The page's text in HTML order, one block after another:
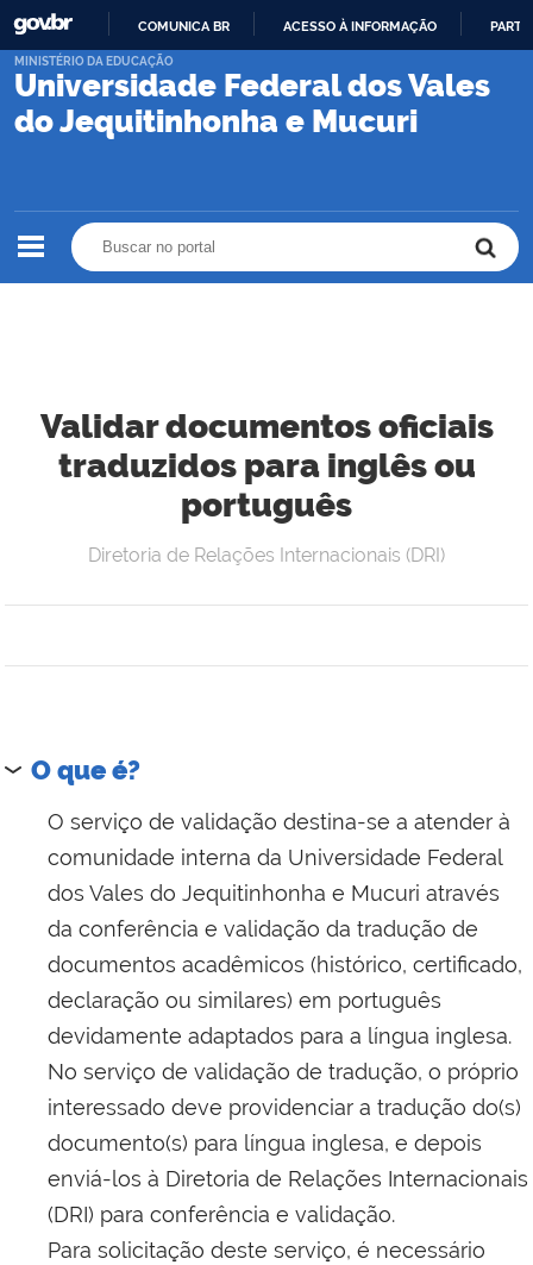
PARA
CONTEÚDO
COMUNICA BR ACESSO À INFORMAÇÃO
Universidade Federal dos Vales
do Jequitinhonha e Mucuri
MINISTÉRIO DA EDUCAÇÃO
Validar documentos oficiais
traduzidos para inglês ou
português
Diretoria de Relações Internacionais (DRI)
O que é?
O serviço de validação destina-se a atender à
comunidade interna da Universidade Federal
dos Vales do Jequitinhonha e Mucuri através
da conferência e validação da tradução de
documentos acadêmicos (histórico, certificado,
declaração ou similares) em português
devidamente adaptados para a língua inglesa.
No serviço de validação de tradução, o próprio
interessado deve providenciar a tradução do(s)
documento(s) para língua inglesa, e depois
enviá-los à Diretoria de Relações Internacionais
(DRI) para conferência e validação.
Para solicitação deste serviço, é necessário